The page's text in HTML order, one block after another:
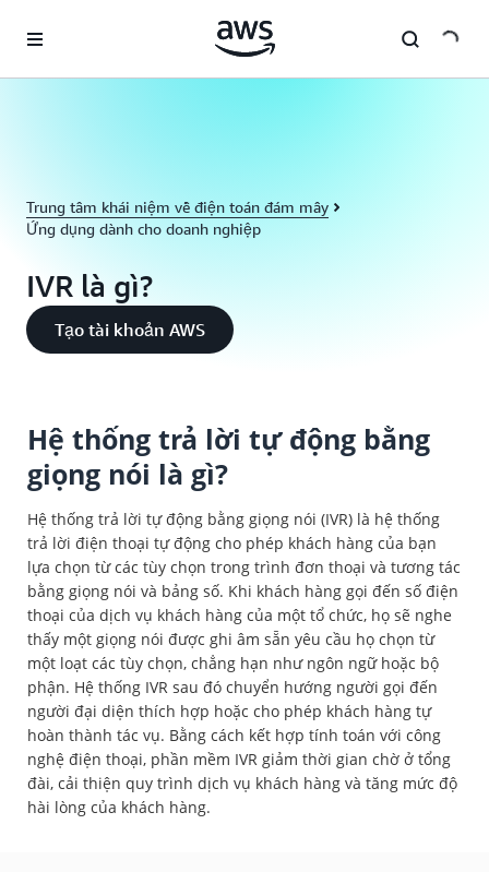
Trung tâm khái niệm về điện toán đám mây
Ứng dụng dành cho doanh nghiệp
IVR là gì?
Tạo tài khoản AWS
Hệ thống trả lời tự động bằng
giọng nói là gì?
Hệ thống trả lời tự động bằng giọng nói (IVR) là hệ thống
trả lời điện thoại tự động cho phép khách hàng của bạn
lựa chọn từ các tùy chọn trong trình đơn thoại và tương tác
bằng giọng nói và bảng số. Khi khách hàng gọi đến số điện
thoại của dịch vụ khách hàng của một tổ chức, họ sẽ nghe
thấy một giọng nói được ghi âm sẵn yêu cầu họ chọn từ
một loạt các tùy chọn, chẳng hạn như ngôn ngữ hoặc bộ
phận. Hệ thống IVR sau đó chuyển hướng người gọi đến
người đại diện thích hợp hoặc cho phép khách hàng tự
hoàn thành tác vụ. Bằng cách kết hợp tính toán với công
nghệ điện thoại, phần mềm IVR giảm thời gian chờ ở tổng
đài, cải thiện quy trình dịch vụ khách hàng và tăng mức độ
hài lòng của khách hàng.